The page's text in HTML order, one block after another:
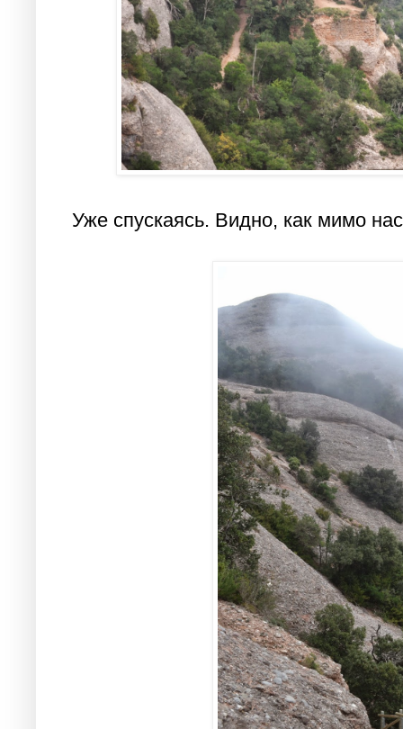
Уже спускаясь. Видно, как мимо